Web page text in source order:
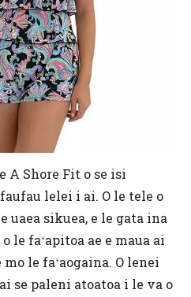
A Shore Fit o se isi
lelei i ai. O le tele o
uaea sikuea, e le gata ina
le faʻapitoa ae e maua ai
le faʻaogaina. O lenei
se paleni atoatoa i le va o